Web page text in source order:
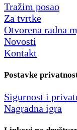
Tražim posao
Za tvrtke
Otvorena radna
Novosti
Kontakt
Postavke
Sigurnost i
Nagradna igra